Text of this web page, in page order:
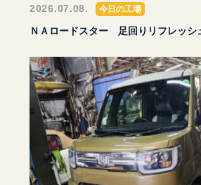
2026.07.08. 今日の工場
ＮＡロードスター 足回りリフレッ